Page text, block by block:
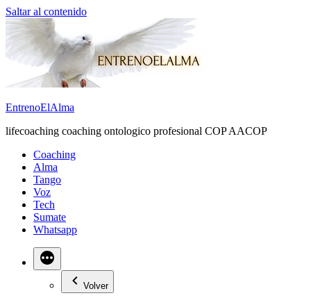
Saltar al contenido
EntrenoElAlma
lifecoaching coaching ontologico profesional COP AACOP
Coaching
Alma
Tango
Voz
Tech
Sumate
Whatsapp
Volver